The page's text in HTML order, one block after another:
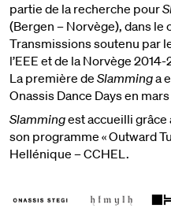
partie de la recherche pour
(Bergen – Norvège), dans le
Transmissions soutenu par
l’EEE et de la Norvège 2014-
La première de Slamminga
Onassis Dance Days en
Slammingest accueilli grâce
son programme « Outward
Hellénique – CCHEL.